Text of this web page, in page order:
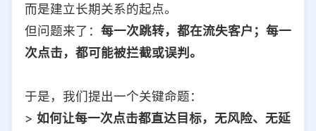
而是建立长期关系的起点。
但问题来了： 每一次跳转，都在流失客户；每一
次点击，都可能被拦截或误判。
于是，我们提出一个关键命题：
> 如何让每一次点击都直达目标，无风险、无延